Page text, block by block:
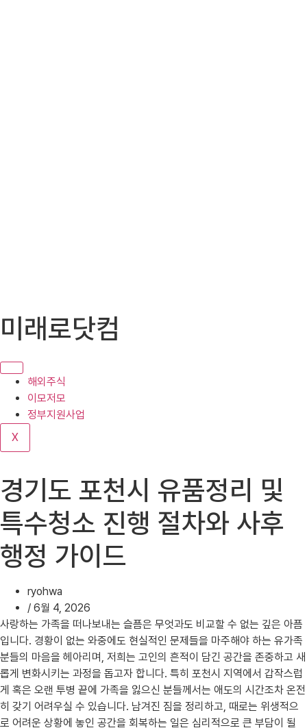
텐
로
기
미래로닷컴
해외주식
이모저모
정부지원사업
X
경기도 포천시 유품정리 및
특수청소 진행 절차와 사후
행정 가이드
ryohwa
/ 6월 4, 2026
사랑하는 가족을 떠나보내는 슬픔은 무엇과도 비교할 수 없는 깊은 아픔
입니다. 경황이 없는 와중에도 현실적인 문제들을 마주해야 하는 유가족
분들의 마음을 헤아리며, 저희는 고인의 흔적이 담긴 공간을 존중하고 새
롭게 변화시키는 과정을 돕고자 합니다. 특히 포천시 지역에서 갑작스럽
게 혹은 오랜 투병 끝에 가족을 잃으신 분들께서는 애도의 시간조차 온전
히 갖기 어려우실 수 있습니다. 남겨진 짐을 정리하고, 때로는 위생적으
로 어려운 상황에 놓인 공간을 회복하는 일은 심리적으로 큰 부담이 될